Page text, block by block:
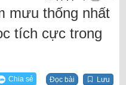
mưu thống nhất
tích cực trong
Chia sẻ Đọc bài Lưu